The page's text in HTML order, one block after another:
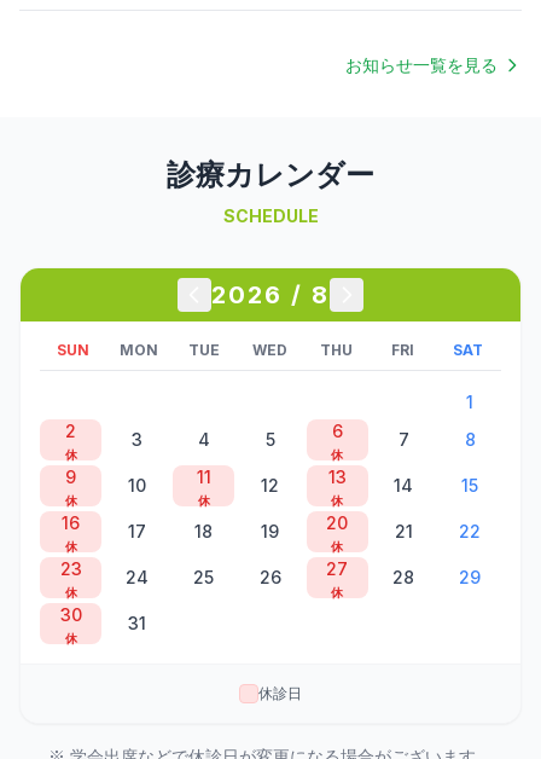
お知らせ一覧を見る
診療カレンダー
SCHEDULE
2026 / 8
SUN MON TUE WED THU FRI SAT
1
2
休
3 4 5 6
休
7
8
9
休
10 11
休
12 13
休
14
15
16
休
17 18 19 20
休
21
22
23
休
24 25 26 27
休
28
29
30
休
31
休診日